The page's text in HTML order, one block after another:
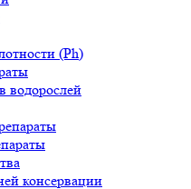
(Ph)
водорослей
консервации